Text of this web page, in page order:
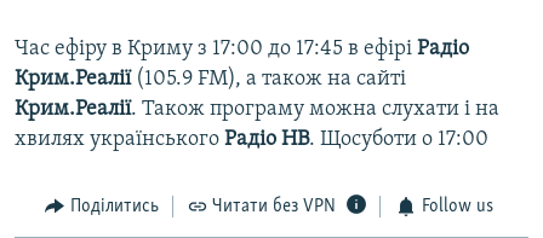
Час ефіру в Криму з 17:00 до 17:45 в ефірі Радіо
Крим.Реалії(105.9 FM), а також на сайті
Крим.Реалії. Також програму можна слухати і на
хвилях українського Радіо НВ. Щосуботи о 17:00
Поділитись Читати без VPN Follow us